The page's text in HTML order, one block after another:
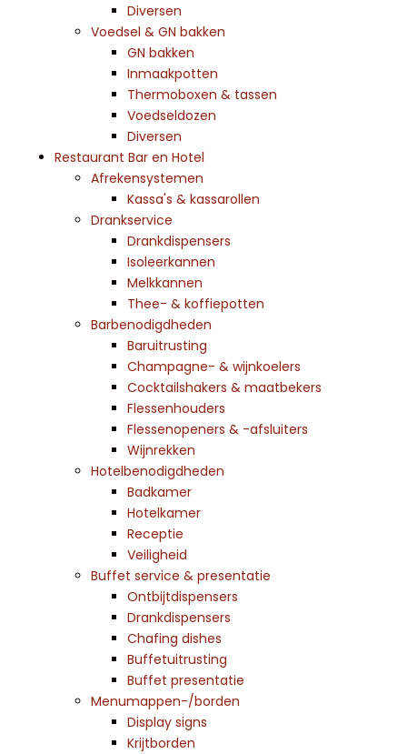
Diversen
Voedsel & GN bakken
GN bakken
Inmaakpotten
Thermoboxen & tassen
Voedseldozen
Diversen
Restaurant Bar en Hotel
Afrekensystemen
Kassa's & kassarollen
Drankservice
Drankdispensers
Isoleerkannen
Melkkannen
Thee- & koffiepotten
Barbenodigdheden
Baruitrusting
Champagne- & wijnkoelers
Cocktailshakers & maatbekers
Flessenhouders
Flessenopeners & -afsluiters
Wijnrekken
Hotelbenodigdheden
Badkamer
Hotelkamer
Receptie
Veiligheid
Buffet service & presentatie
Ontbijtdispensers
Drankdispensers
Chafing dishes
Buffetuitrusting
Buffet presentatie
Menumappen-/borden
Display signs
Krijtborden